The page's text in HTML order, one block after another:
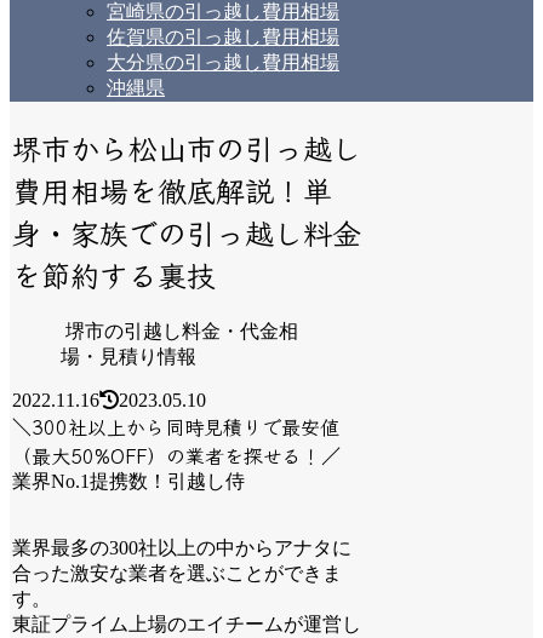
宮崎県の引っ越し費用相場
佐賀県の引っ越し費用相場
大分県の引っ越し費用相場
沖縄県
堺市から松山市の引っ越し
費用相場を徹底解説！単
身・家族での引っ越し料金
を節約する裏技
堺市の引越し料金・代金相
場・見積り情報
2022.11.16 2023.05.10
＼300社以上から同時見積りで最安値
（最大50%OFF）の業者を探せる！／
業界No.1提携数！引越し侍
業界最多の300社以上の中からアナタに
合った激安な業者を選ぶことができま
す。
東証プライム上場のエイチームが運営し